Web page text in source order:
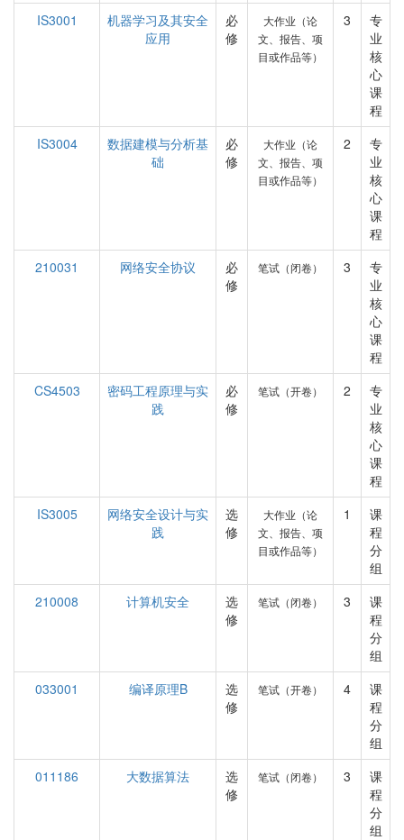
IS3001
机器学习及其安全
应用
必
修
大作业（论
文、报告、项
目或作品等）
3
专
业
核
心
课
程
IS3004
数据建模与分析基
础
必
修
大作业（论
文、报告、项
目或作品等）
2
专
业
核
心
课
程
210031
网络安全协议
必
修
笔试（闭卷） 3
专
业
核
心
课
程
CS4503
密码工程原理与实
践
必
修
笔试（开卷） 2
专
业
核
心
课
程
IS3005
网络安全设计与实
践
选
修
大作业（论
文、报告、项
目或作品等）
1
课
程
分
组
210008
计算机安全
选
修
笔试（闭卷） 3
课
程
分
组
033001
编译原理B
选
修
笔试（开卷） 4
课
程
分
组
011186
大数据算法
选
修
笔试（闭卷） 3
课
程
分
组